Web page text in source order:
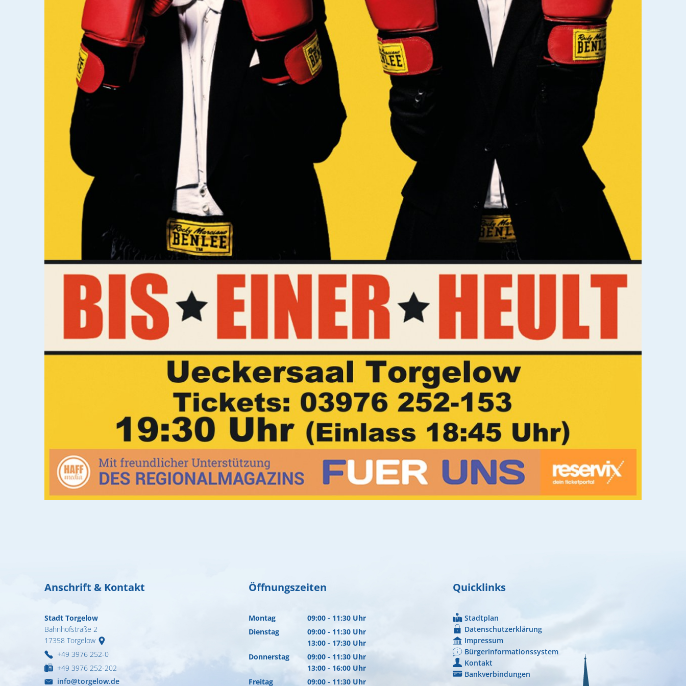
Anschrift & Kontakt
Stadt Torgelow
Bahnhofstraße 2
17358 Torgelow
+49 3976 252-0
+49 3976 252-202
info@torgelow.de
Öffnungszeiten
Montag 09:00 - 11:30 Uhr
Von 09:00 bis 11:30 Uhr
Dienstag 09:00 - 11:30 Uhr
Von 09:00 bis 11:30 Uhr
13:00 - 17:30 Uhr
Von 13:00 bis 17:30 Uhr
Donnerstag 09:00 - 11:30 Uhr
Von 09:00 bis 11:30 Uhr
13:00 - 16:00 Uhr
Von 13:00 bis 16:00 Uhr
Freitag 09:00 - 11:30 Uhr
Quicklinks
Stadtplan
Datenschutzerklärung
Impressum
Bürgerinformationssystem
Kontakt
Bankverbindungen